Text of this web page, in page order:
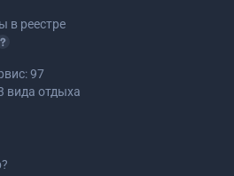
в реестре
97
вида отдыха